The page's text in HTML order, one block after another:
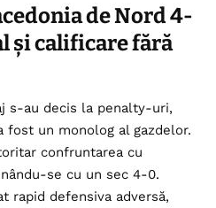
de Nord 4-
și calificare fără
s-au decis la penalty-uri,
fost un monolog al gazdelor.
confruntarea cu
se cu un sec 4-0.
rapid defensiva adversă,